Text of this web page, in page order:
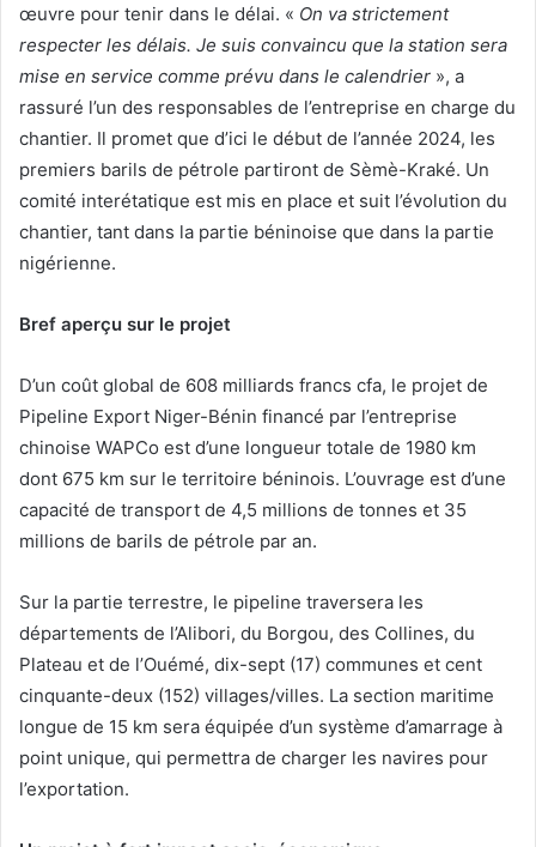
œuvre pour tenir dans le délai. « On va strictement
respecter les délais. Je suis convaincu que la station sera
mise en service comme prévu dans le calendrier », a
rassuré l’un des responsables de l’entreprise en charge du
chantier. Il promet que d’ici le début de l’année 2024, les
premiers barils de pétrole partiront de Sèmè-Kraké. Un
comité interétatique est mis en place et suit l’évolution du
chantier, tant dans la partie béninoise que dans la partie
nigérienne.
Bref aperçu sur le projet
D’un coût global de 608 milliards francs cfa, le projet de
Pipeline Export Niger-Bénin financé par l’entreprise
chinoise WAPCo est d’une longueur totale de 1980 km
dont 675 km sur le territoire béninois. L’ouvrage est d’une
capacité de transport de 4,5 millions de tonnes et 35
millions de barils de pétrole par an.
Sur la partie terrestre, le pipeline traversera les
départements de l’Alibori, du Borgou, des Collines, du
Plateau et de l’Ouémé, dix-sept (17) communes et cent
cinquante-deux (152) villages/villes. La section maritime
longue de 15 km sera équipée d’un système d’amarrage à
point unique, qui permettra de charger les navires pour
l’exportation.